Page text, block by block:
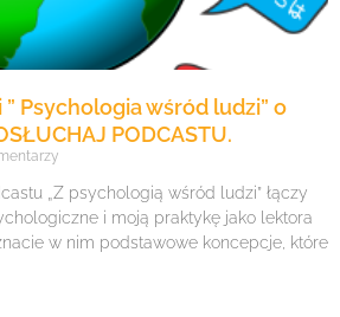
Psychologia wśród ludzi” o
PODCASTU.
„Z psychologią wśród ludzi” łączy
i moją praktykę jako lektora
w nim podstawowe koncepcje, które